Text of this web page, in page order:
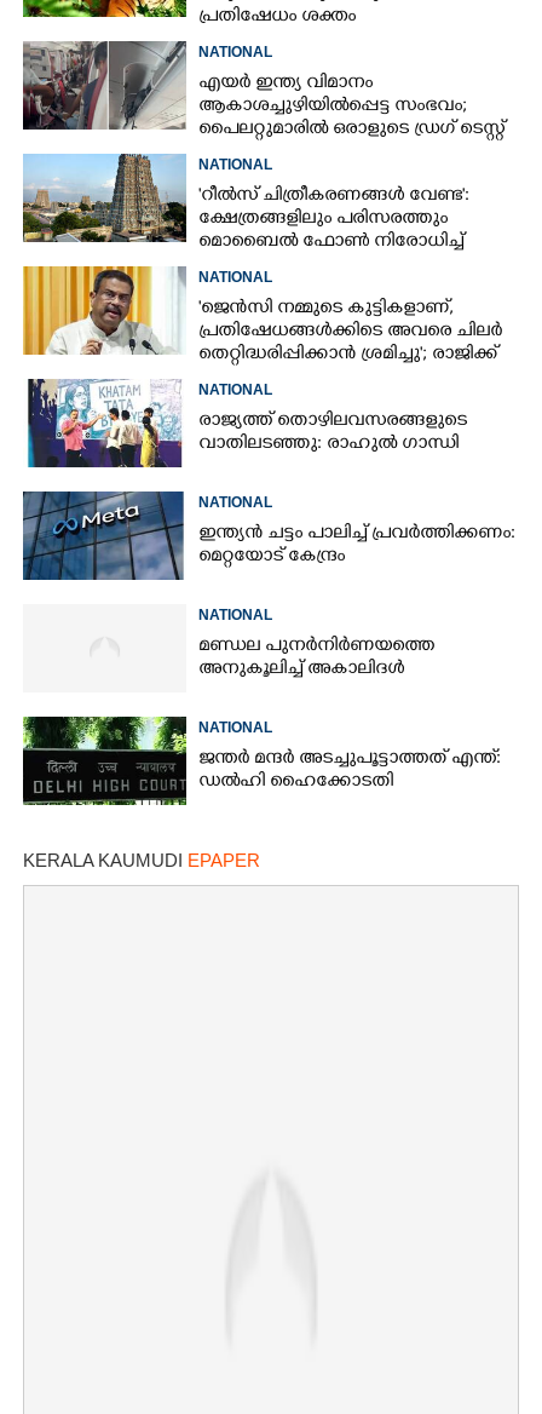
പ്രതിഷേധം ശക്തം
NATIONAL
എയർ ഇന്ത്യ വിമാനം
ആകാശച്ചുഴിയിൽപ്പെട്ട സംഭവം;
പൈലറ്റുമാരിൽ ഒരാളുടെ ഡ്രഗ് ടെസ്റ്റ്
NATIONAL
'റീൽസ് ചിത്രീകരണങ്ങൾ വേണ്ട':
ക്ഷേത്രങ്ങളിലും പരിസരത്തും
മൊബൈൽ ഫോൺ നിരോധിച്ച്
NATIONAL
'ജെൻസി നമ്മുടെ കുട്ടികളാണ്,
പ്രതിഷേധങ്ങൾക്കിടെ അവരെ ചിലർ
തെറ്റിദ്ധരിപ്പിക്കാൻ ശ്രമിച്ചു'; രാജിക്ക്
ധർമ്മേന്ദ്ര പ്രധാൻ
NATIONAL
രാജ്യത്ത് തൊഴിലവസരങ്ങളുടെ
വാതിലടഞ്ഞു: രാഹുൽ ഗാന്ധി
NATIONAL
ഇന്ത്യൻ ചട്ടം പാലിച്ച് പ്രവർത്തിക്കണം:
മെറ്റയോട് കേന്ദ്രം
NATIONAL
മണ്ഡല പുനർനിർണയത്തെ
അനുകൂലിച്ച് അകാലിദൾ
NATIONAL
ജന്ത‌‌ർ മന്ദർ അടച്ചുപൂട്ടാത്തത് എന്ത്:
ഡൽഹി ഹൈക്കോടതി
KERALA KAUMUDI EPAPER